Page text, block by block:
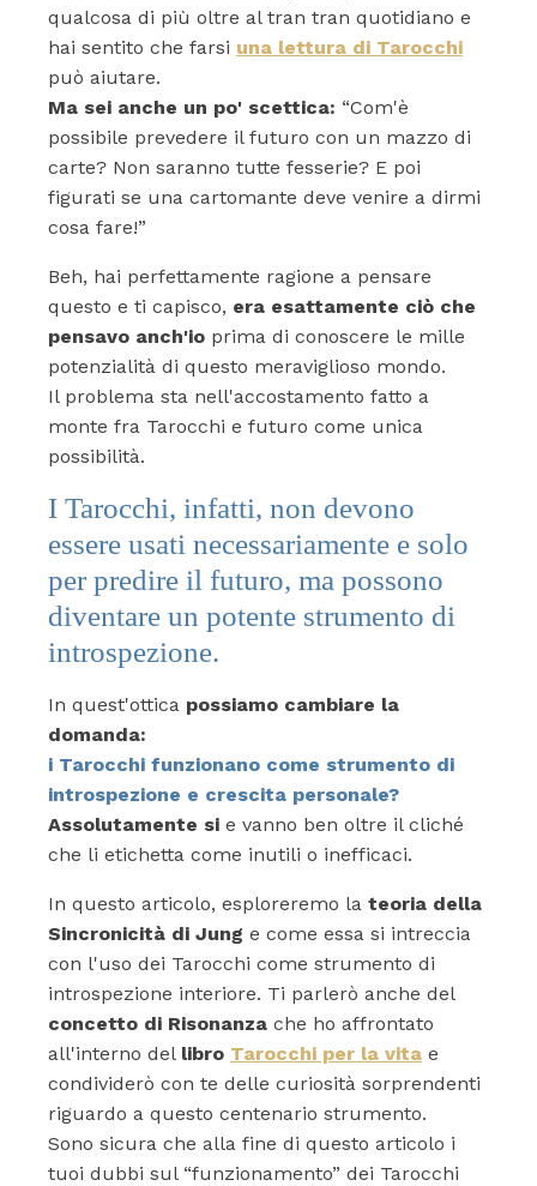
qualcosa di più oltre al tran tran quotidiano e
hai sentito che farsi una lettura di Tarocchi
può aiutare.
Ma sei anche un po' scettica: “Com'è
possibile prevedere il futuro con un mazzo di
carte? Non saranno tutte fesserie? E poi
figurati se una cartomante deve venire a dirmi
cosa fare!”
Beh, hai perfettamente ragione a pensare
questo e ti capisco, era esattamente ciò che
pensavo anch'io prima di conoscere le mille
potenzialità di questo meraviglioso mondo.
Il problema sta nell'accostamento fatto a
monte fra Tarocchi e futuro come unica
possibilità.
I Tarocchi, infatti, non devono
essere usati necessariamente e solo
per predire il futuro, ma possono
diventare un potente strumento di
introspezione.
In quest'ottica possiamo cambiare la
domanda:
i Tarocchi funzionano come strumento di
introspezione e crescita personale?
Assolutamente si e vanno ben oltre il cliché
che li etichetta come inutili o inefficaci.
In questo articolo, esploreremo la teoria della
Sincronicità di Jung e come essa si intreccia
con l'uso dei Tarocchi come strumento di
introspezione interiore. Ti parlerò anche del
concetto di Risonanza che ho affrontato
all'interno del libro Tarocchi per la vita e
condividerò con te delle curiosità sorprendenti
riguardo a questo centenario strumento.
Sono sicura che alla fine di questo articolo i
tuoi dubbi sul “funzionamento” dei Tarocchi